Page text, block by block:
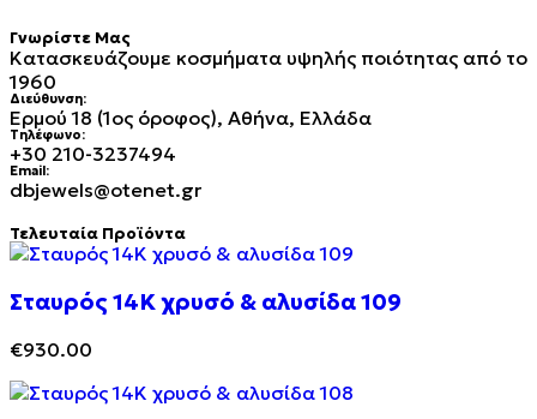
Γνωρίστε Μας
Κατασκευάζουμε κοσμήματα υψηλής ποιότητας από το
1960
Διεύθυνση:
Ερμού 18 (1ος όροφος), Αθήνα, Ελλάδα
Τηλέφωνο:
+30 210-3237494
Email:
dbjewels@otenet.gr
Τελευταία Προϊόντα
Σταυρός 14Κ χρυσό & αλυσίδα 109
€930.00